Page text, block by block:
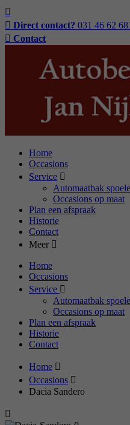
Direct contact? 031 46 62
Contact
Home
Occasions
Service
Automaatbak
Occasions op maat
Plan een afspraak
Historie
Contact
Meer
Home
Occasions
Service
Automaatbak
Occasions op maat
Plan een afspraak
Historie
Contact
Home
Occasions
Dacia Sandero